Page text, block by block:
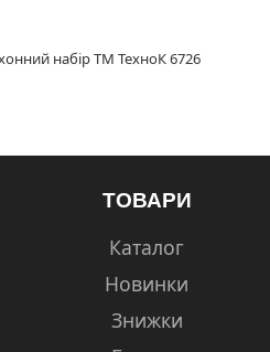
набір ТМ ТехноК 6726
ТОВАРИ
Каталог
Новинки
Знижки